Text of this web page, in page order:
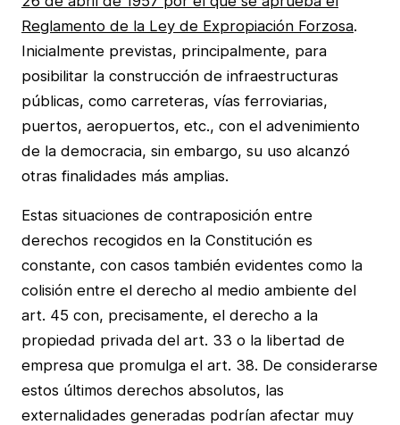
Reglamento de la Ley de Expropiación Forzosa.
Inicialmente previstas, principalmente, para
posibilitar la construcción de infraestructuras
públicas, como carreteras, vías ferroviarias,
puertos, aeropuertos, etc., con el advenimiento
de la democracia, sin embargo, su uso alcanzó
otras finalidades más amplias.
Estas situaciones de contraposición entre
derechos recogidos en la Constitución es
constante, con casos también evidentes como la
colisión entre el derecho al medio ambiente del
art. 45 con, precisamente, el derecho a la
propiedad privada del art. 33 o la libertad de
empresa que promulga el art. 38. De considerarse
estos últimos derechos absolutos, las
externalidades generadas podrían afectar muy